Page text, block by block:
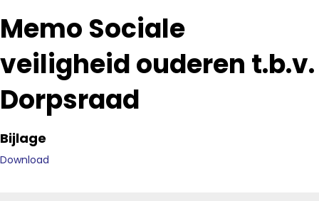
Memo Sociale
veiligheid ouderen t.b.v.
Dorpsraad
Bijlage
Download